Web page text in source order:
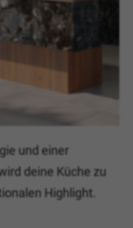
und einer
deine Küche zu
Highlight.